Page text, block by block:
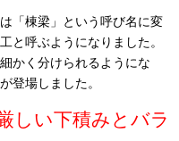
「棟梁」という呼び名に変
と呼ぶようになりました。
かく分けられるようにな
登場しました。
しい下積みとバラ